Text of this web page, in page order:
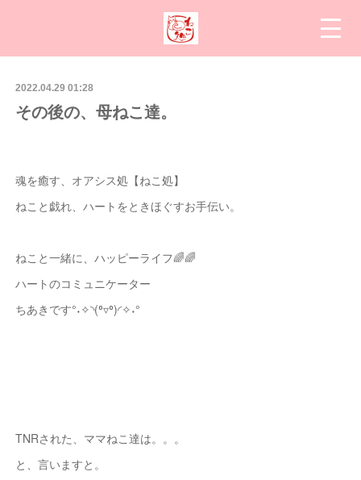
2022.04.29 01:28
その後の、母ねこ達。
魂を癒す、オアシス処【ねこ処】
ねこと戯れ、ハートをときほぐすお手伝い。
ねこと一緒に、ハッピーライフ🌈🌈
ハートのコミュニケーター
ちあきです°˖✧◝(⁰▿⁰)◜✧˖°
TNRされた、ママねこ達は。。。
と、言いますと。